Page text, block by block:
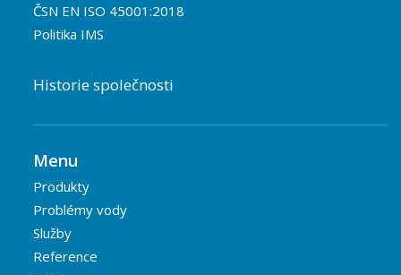
ČSN EN ISO 45001:2018
Politika IMS
Historie společnosti
Menu
Produkty
Problémy vody
Služby
Reference